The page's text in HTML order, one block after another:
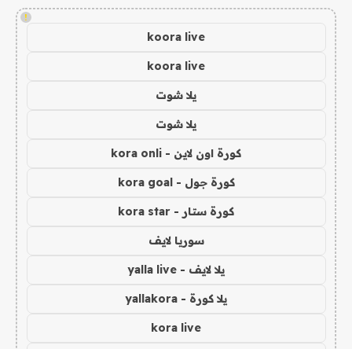
!
koora live
koora live
يلا شوت
يلا شوت
كورة اون لاين - kora onli
كورة جول - kora goal
كورة ستار - kora star
سوريا لايف
يلا لايف - yalla live
يلا كورة - yallakora
kora live